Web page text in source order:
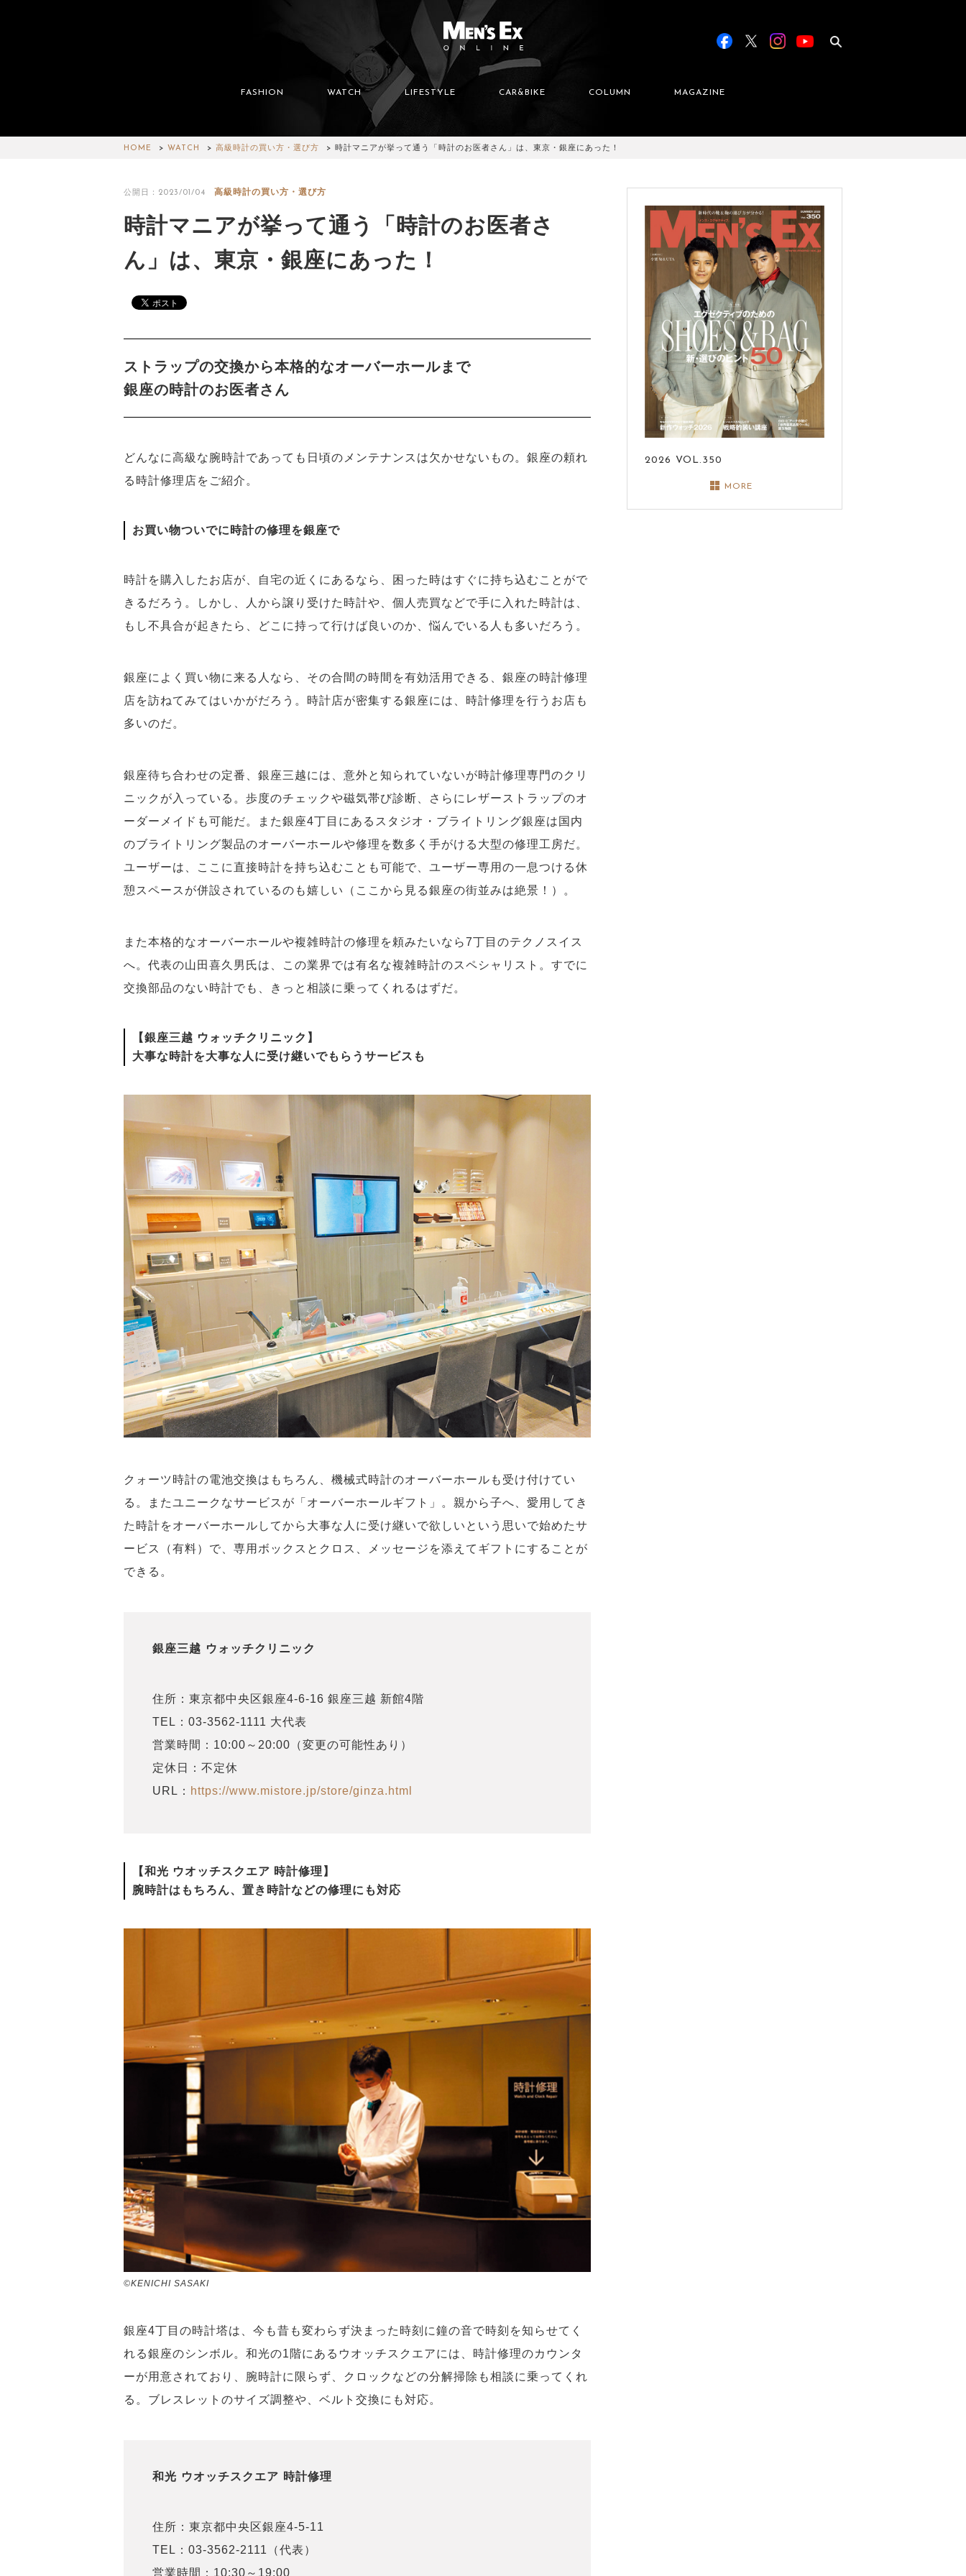
FASHION WATCH LIFESTYLE CAR&BIKE COLUMN MAGAZINE
HOME WATCH 高級時計の買い方・選び方 時計マニアが挙って通う「時計のお医者さん」は、東京・銀座にあった！
公開日：2023/01/04 高級時計の買い方・選び方
時計マニアが挙って通う「時計のお医者さ
ん」は、東京・銀座にあった！
ストラップの交換から本格的なオーバーホールまで
銀座の時計のお医者さん
どんなに高級な腕時計であっても日頃のメンテナンスは欠かせないもの。銀座の頼れ
る時計修理店をご紹介。
お買い物ついでに時計の修理を銀座で
時計を購入したお店が、自宅の近くにあるなら、困った時はすぐに持ち込むことがで
きるだろう。しかし、人から譲り受けた時計や、個人売買などで手に入れた時計は、
もし不具合が起きたら、どこに持って行けば良いのか、悩んでいる人も多いだろう。
銀座によく買い物に来る人なら、その合間の時間を有効活用できる、銀座の時計修理
店を訪ねてみてはいかがだろう。時計店が密集する銀座には、時計修理を行うお店も
多いのだ。
銀座待ち合わせの定番、銀座三越には、意外と知られていないが時計修理専門のクリ
ニックが入っている。歩度のチェックや磁気帯び診断、さらにレザーストラップのオ
ーダーメイドも可能だ。また銀座4丁目にあるスタジオ・ブライトリング銀座は国内
のブライトリング製品のオーバーホールや修理を数多く手がける大型の修理工房だ。
ユーザーは、ここに直接時計を持ち込むことも可能で、ユーザー専用の一息つける休
憩スペースが併設されているのも嬉しい（ここから見る銀座の街並みは絶景！）。
また本格的なオーバーホールや複雑時計の修理を頼みたいなら7丁目のテクノスイス
へ。代表の山田喜久男氏は、この業界では有名な複雑時計のスペシャリスト。すでに
交換部品のない時計でも、きっと相談に乗ってくれるはずだ。
【銀座三越 ウォッチクリニック】
大事な時計を大事な人に受け継いでもらうサービスも
クォーツ時計の電池交換はもちろん、機械式時計のオーバーホールも受け付けてい
る。またユニークなサービスが「オーバーホールギフト」。親から子へ、愛用してき
た時計をオーバーホールしてから大事な人に受け継いで欲しいという思いで始めたサ
ービス（有料）で、専用ボックスとクロス、メッセージを添えてギフトにすることが
できる。
銀座三越 ウォッチクリニック
住所：東京都中央区銀座4-6-16 銀座三越 新館4階
TEL：03-3562-1111 大代表
営業時間：10:00～20:00（変更の可能性あり）
定休日：不定休
URL： https://www.mistore.jp/store/ginza.html
【和光 ウオッチスクエア 時計修理】
腕時計はもちろん、置き時計などの修理にも対応
©KENICHI SASAKI
銀座4丁目の時計塔は、今も昔も変わらず決まった時刻に鐘の音で時刻を知らせてく
れる銀座のシンボル。和光の1階にあるウオッチスクエアには、時計修理のカウンタ
ーが用意されており、腕時計に限らず、クロックなどの分解掃除も相談に乗ってくれ
る。ブレスレットのサイズ調整や、ベルト交換にも対応。
和光 ウオッチスクエア 時計修理
住所：東京都中央区銀座4-5-11
TEL：03-3562-2111（代表）
営業時間：10:30～19:00
2026 VOL.350
MORE